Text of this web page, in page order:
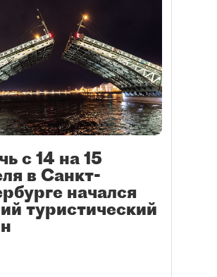
с 14 на 15
в Санкт-
начался
туристический